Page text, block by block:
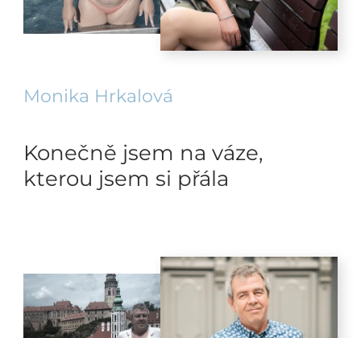
Monika Hrkalová
Konečně jsem na váze,
kterou jsem si přála